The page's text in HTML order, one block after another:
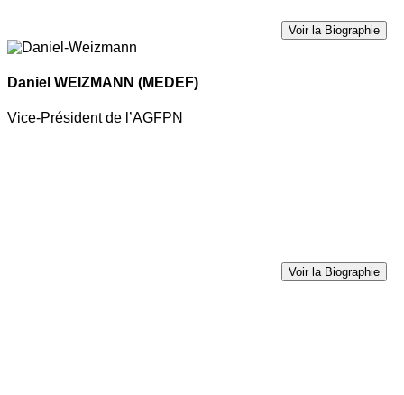
Voir la Biographie
Daniel WEIZMANN (MEDEF)
Vice-Président de l’AGFPN
Voir la Biographie